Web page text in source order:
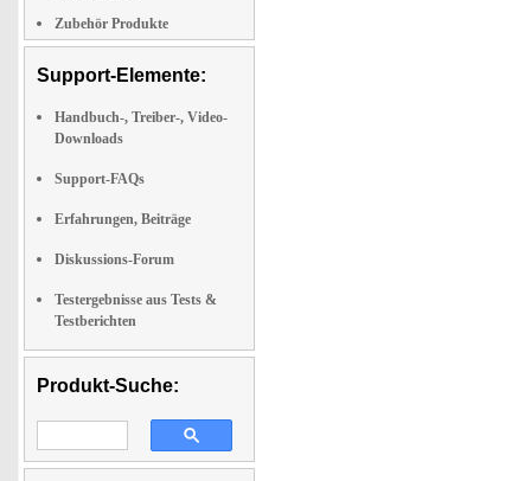
Zubehör Produkte
Support-Elemente:
Handbuch-, Treiber-, Video-
Downloads
Support-FAQs
Erfahrungen, Beiträge
Diskussions-Forum
Testergebnisse aus Tests &
Testberichten
Produkt-Suche: